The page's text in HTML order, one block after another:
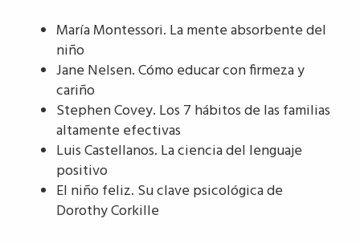
María Montessori. La mente absorbente del
niño
Jane Nelsen. Cómo educar con firmeza y
cariño
Stephen Covey. Los 7 hábitos de las familias
altamente efectivas
Luis Castellanos. La ciencia del lenguaje
positivo
El niño feliz. Su clave psicológica de
Dorothy Corkille